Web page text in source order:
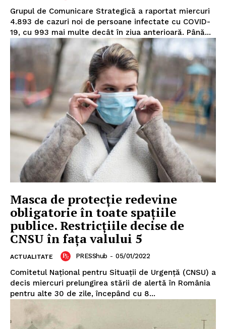
Grupul de Comunicare Strategică a raportat miercuri
4.893 de cazuri noi de persoane infectate cu COVID-
19, cu 993 mai multe decât în ziua anterioară. Până...
Masca de protecție redevine
obligatorie în toate spațiile
publice. Restricțiile decise de
CNSU în fața valului 5
ACTUALITATE PRESShub - 05/01/2022
Comitetul Național pentru Situații de Urgență (CNSU) a
decis miercuri prelungirea stării de alertă în România
pentru alte 30 de zile, începând cu 8...